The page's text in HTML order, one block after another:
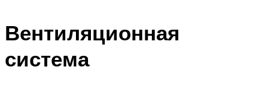
Вентиляционная
система